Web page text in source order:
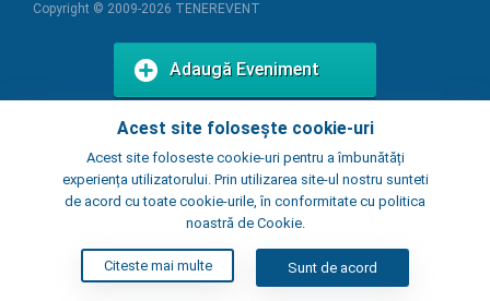
Acest site folosește cookie-uri
Acest site foloseste cookie-uri pentru a îmbunătăți
experiența utilizatorului. Prin utilizarea site-ul nostru sunteti
de acord cu toate cookie-urile, în conformitate cu politica
noastră de Cookie.
Citeste mai multe Sunt de acord
Copyright © 2009-2026 TENEREVENT
Adaugă Eveniment
Adaugă Local